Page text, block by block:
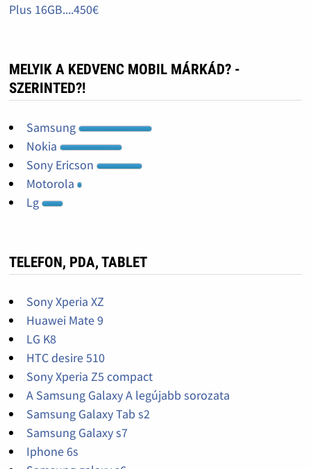
Plus 16GB....450€
MELYIK A KEDVENC MOBIL MÁRKÁD? -
SZERINTED?!
Samsung
Nokia
Sony Ericson
Motorola
Lg
TELEFON, PDA, TABLET
Sony Xperia XZ
Huawei Mate 9
LG K8
HTC desire 510
Sony Xperia Z5 compact
A Samsung Galaxy A legújabb sorozata
Samsung Galaxy Tab s2
Samsung Galaxy s7
Iphone 6s